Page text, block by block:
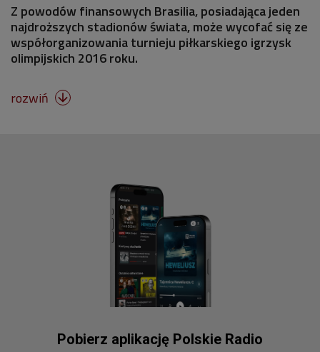
Z powodów finansowych Brasilia, posiadająca jeden
najdroższych stadionów świata, może wycofać się ze
współorganizowania turnieju piłkarskiego igrzysk
olimpijskich 2016 roku.
rozwiń 
Pobierz aplikację Polskie Radio